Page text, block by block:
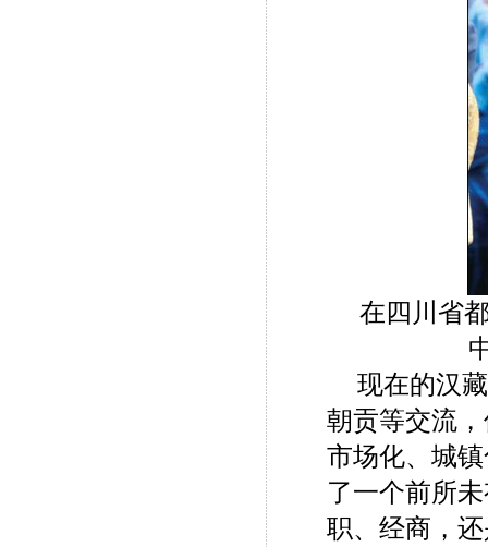
在四川省
现在的汉
朝贡等交流
市场化、城
了一个前所
职、经商，